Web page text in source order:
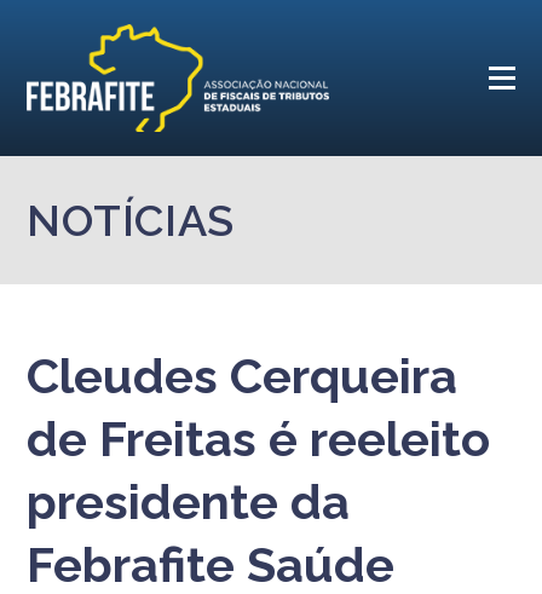
NOTÍCIAS
Cleudes Cerqueira
de Freitas é reeleito
presidente da
Febrafite Saúde